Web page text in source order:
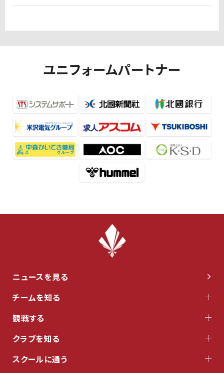
ユニフォームパートナー
ニュースを見る
チームを知る
観戦する
クラブを知る
スクールに通う